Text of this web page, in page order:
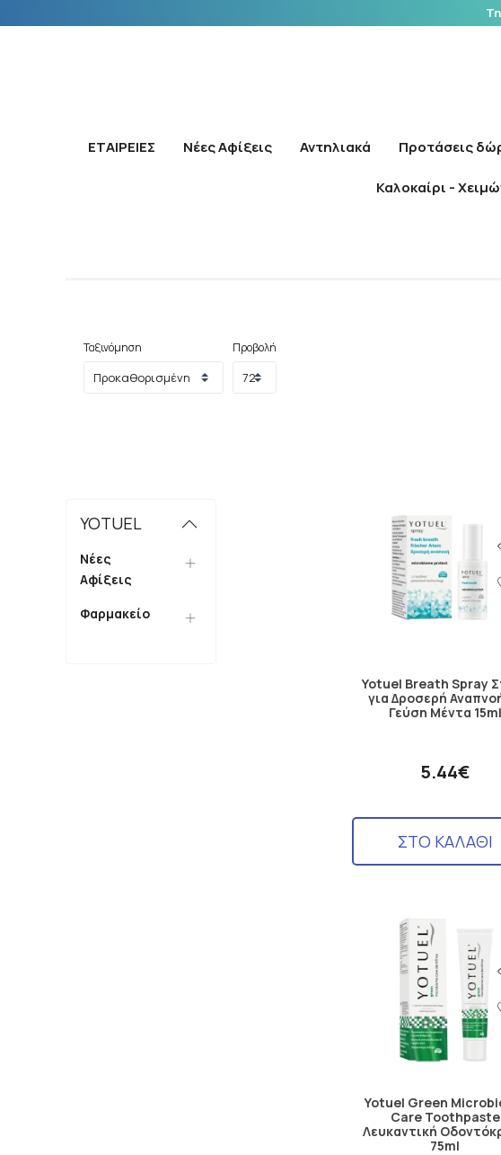
ΕΤΑΙΡΕΙΕΣ Νέες Αφίξεις Αντηλιακά Προτάσεις
Καλοκαίρι -
Ταξινόμηση Προβολή
YOTUEL
Νέες
Αφίξεις
Φαρμακείο
Yotuel Breath Spray
για Δροσερή
Γεύση Μέντα 15ml
5.44€
ΣΤΟ ΚΑΛΑΘΙ
Yotuel Green
Care Toothpaste
Λευκαντική
75ml